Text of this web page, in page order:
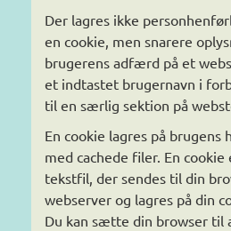
Der lagres ikke
en cookie, men snarere
brugerens adfærd på et
et indtastet brugernavn i
til en særlig sektion på
En cookie lagres på brugens
med cachede filer. En cookie
tekstfil, der sendes til din
webserver og lagres på din
Du kan sætte din browser til